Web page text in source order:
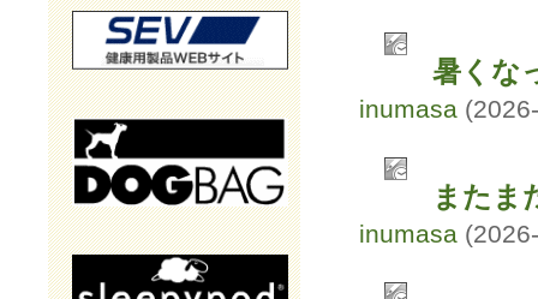
暑くな
inumasa
またま
inumasa